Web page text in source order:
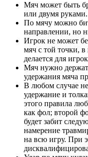
Мяч может быть
или двумя руками.
По мячу можно
направлении, но
Игрок не может
мяч с той точки,
делается для
Мяч нужно
удержания мяча
В любом случае
удержание и
этого правила
как фол; второй
будет забит
намерение
на всю игру. При